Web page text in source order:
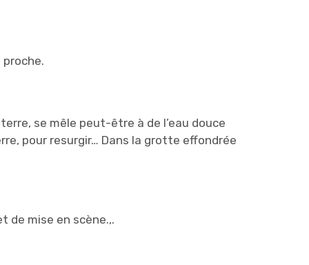
se mêle peut-être à de l’eau douce
pour resurgir… Dans la grotte effondrée
de mise en scène.,.